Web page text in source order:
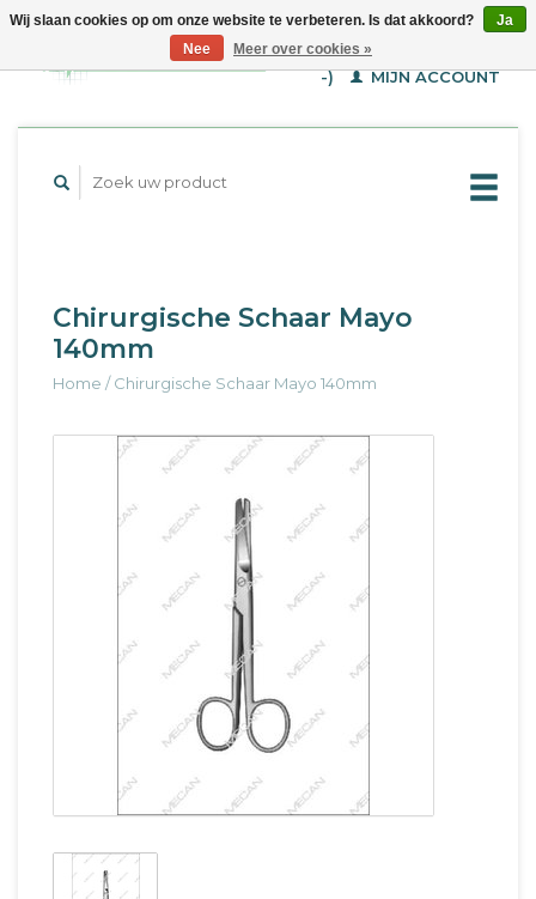
WINKELWAGEN (€--,-
-)
MIJN ACCOUNT
Chirurgische Schaar Mayo
140mm
Home /Chirurgische Schaar Mayo 140mm
Wij slaan cookies op om onze website te verbeteren. Is dat akkoord?
Ja
Nee
Meer over cookies »